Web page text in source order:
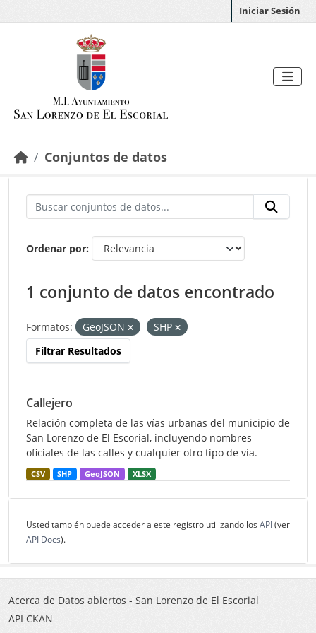
Iniciar Sesión
Conjuntos de datos
Ordenar por
1 conjunto de datos encontrado
Formatos: GeoJSON
SHP
Filtrar Resultados
Callejero
Relación completa de las vías urbanas del municipio de
San Lorenzo de El Escorial, incluyendo nombres
oficiales de las calles y cualquier otro tipo de vía.
CSV SHP GeoJSON XLSX
Usted también puede acceder a este registro utilizando los API(ver
API Docs).
Acerca de Datos abiertos - San Lorenzo de El Escorial
API CKAN